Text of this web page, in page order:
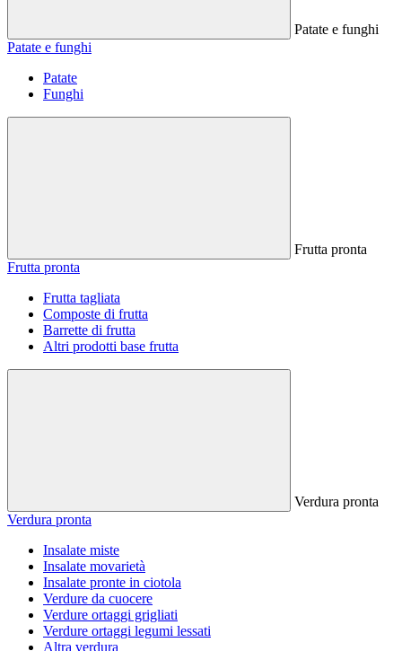
Patate e funghi
Patate e funghi
Patate
Funghi
Frutta pronta
Frutta pronta
Frutta tagliata
Composte di frutta
Barrette di frutta
Altri prodotti base frutta
Verdura pronta
Verdura pronta
Insalate miste
Insalate movarietà
Insalate pronte in ciotola
Verdure da cuocere
Verdure ortaggi grigliati
Verdure ortaggi legumi lessati
Altra verdura